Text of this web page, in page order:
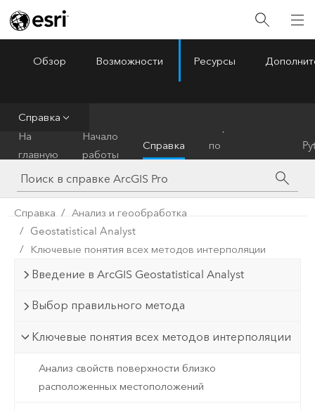
ArcGIS Pro
Обзор Возможности Ресурсы
Справка
На
главную
Начало
работы
Справка
по
инструментам
Справка
Анализ и геообработка
Geostatistical Analyst
Ключевые понятия всех методов интерполяции
Введение в ArcGIS Geostatistical Analyst
Выбор правильного метода
Ключевые понятия всех методов интерполяции
Анализ свойств поверхности близко
расположенных местоположений